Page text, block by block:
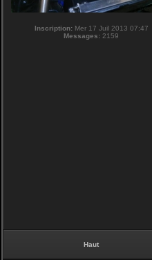
Inscription:Mer 17 Juil 2013 07:47
Messages: 2159
Haut